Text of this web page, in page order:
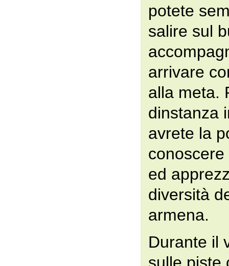
potete
salire sul
arrivare
alla meta.
dinstanza
avrete la
ed
diversità
armena.
Durante il